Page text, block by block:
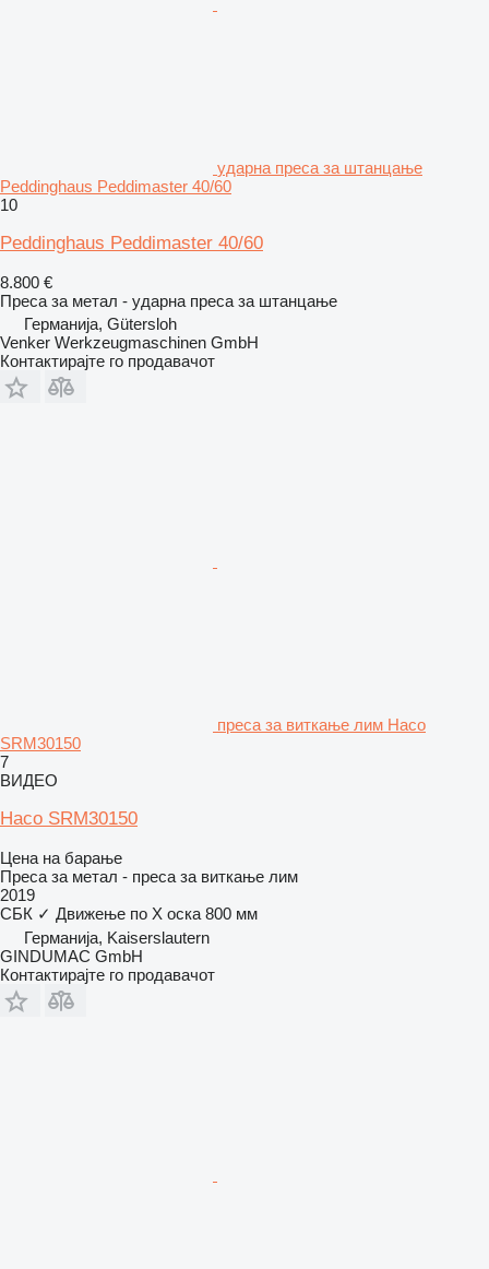
ударна преса за штанцање
Peddinghaus Peddimaster 40/60
10
Peddinghaus Peddimaster 40/60
8.800 €
Преса за метал - ударна преса за штанцање
Германија, Gütersloh
Venker Werkzeugmaschinen GmbH
Контактирајте го продавачот
преса за виткање лим Haco
SRM30150
7
ВИДЕО
Haco SRM30150
Цена на барање
Преса за метал - преса за виткање лим
2019
СБК ✓ Движење по Х оска 800 мм
Германија, Kaiserslautern
GINDUMAC GmbH
Контактирајте го продавачот